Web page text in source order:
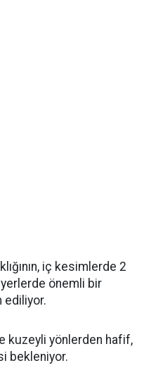
iç kesimlerde 2
önemli bir
ediliyor.
kuzeyli yönlerden hafif,
bekleniyor.